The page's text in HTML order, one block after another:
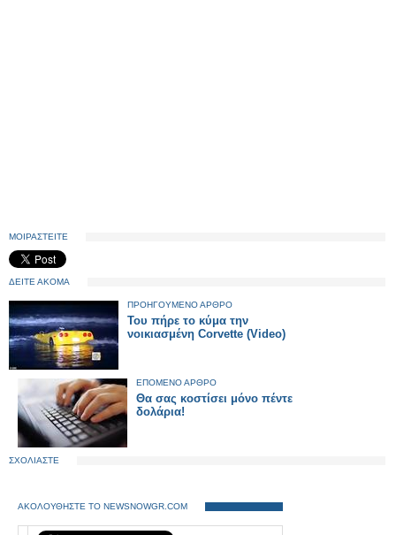
ΜΟΙΡΑΣΤΕΙΤΕ
ΔΕΙΤΕ ΑΚΟΜΑ
ΠΡΟΗΓΟΥΜΕΝΟ ΑΡΘΡΟ
Του πήρε το κύμα την
νοικιασμένη Corvette (Video)
ΕΠΟΜΕΝΟ ΑΡΘΡΟ
Θα σας κοστίσει μόνο πέντε
δολάρια!
ΣΧΟΛΙΑΣΤΕ
ΑΚΟΛΟΥΘΗΣΤΕ ΤΟ NEWSNOWGR.COM